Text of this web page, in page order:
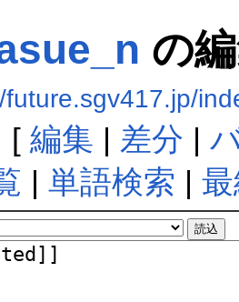
の
future.sgv417.jp/
編集 | 差分 |
| 単語検索 |